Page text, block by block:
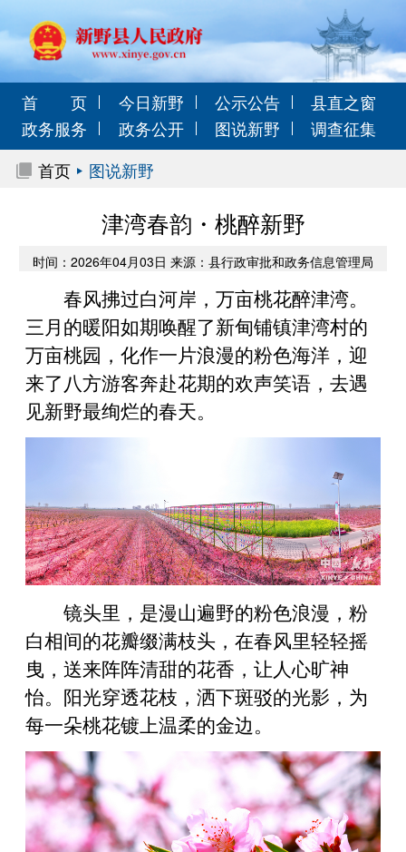
首 页 今日新野 公示公告
县直之窗
政务服务
政务公开 图说新野
调查征集
首页
图说新野
津湾春韵・桃醉新野
时间：2026年04月03日 来源：县行政审批和政务信息管理局
春风拂过白河岸，万亩桃花醉津湾。
三月的暖阳如期唤醒了新甸铺镇津湾村的
万亩桃园，化作一片浪漫的粉色海洋，迎
来了八方游客奔赴花期的欢声笑语，去遇
见新野最绚烂的春天。
镜头里，是漫山遍野的粉色浪漫，粉
白相间的花瓣缀满枝头，在春风里轻轻摇
曳，送来阵阵清甜的花香，让人心旷神
怡。阳光穿透花枝，洒下斑驳的光影，为
每一朵桃花镀上温柔的金边。